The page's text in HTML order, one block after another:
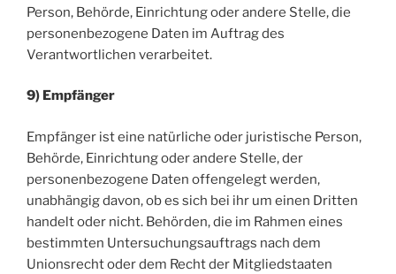
Person, Behörde, Einrichtung oder andere Stelle, die
personenbezogene Daten im Auftrag des
Verantwortlichen verarbeitet.
9) Empfänger
Empfänger ist eine natürliche oder juristische Person,
Behörde, Einrichtung oder andere Stelle, der
personenbezogene Daten offengelegt werden,
unabhängig davon, ob es sich bei ihr um einen Dritten
handelt oder nicht. Behörden, die im Rahmen eines
bestimmten Untersuchungsauftrags nach dem
Unionsrecht oder dem Recht der Mitgliedstaaten